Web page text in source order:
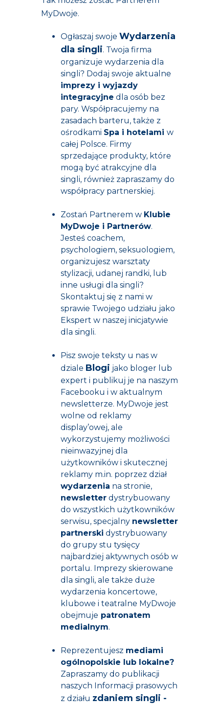
MyDwoje.
Ogłaszaj swoje Wydarzenia
dla singli. Twoja firma
organizuje wydarzenia dla
singli? Dodaj swoje aktualne
imprezy i wyjazdy
integracyjne dla osób bez
pary. Współpracujemy na
zasadach barteru, także z
ośrodkami Spa i hotelami w
całej Polsce. Firmy
sprzedające produkty, które
mogą być atrakcyjne dla
singli, również zapraszamy do
współpracy partnerskiej.
Zostań Partnerem w Klubie
MyDwoje i Partnerów.
Jesteś coachem,
psychologiem, seksuologiem,
organizujesz warsztaty
stylizacji, udanej randki, lub
inne usługi dla singli?
Skontaktuj się z nami w
sprawie Twojego udziału jako
Ekspert w naszej inicjatywie
dla singli.
Pisz swoje teksty u nas w
dziale Blogi jako bloger lub
expert i publikuj je na naszym
Facebooku i w aktualnym
newsletterze. MyDwoje jest
wolne od reklamy
display’owej, ale
wykorzystujemy możliwości
nieinwazyjnej dla
użytkowników i skutecznej
reklamy m.in. poprzez dział
wydarzenia na stronie,
newsletter dystrybuowany
do wszystkich użytkowników
serwisu, specjalny newsletter
partnerski dystrybuowany
do grupy stu tysięcy
najbardziej aktywnych osób w
portalu. Imprezy skierowane
dla singli, ale także duże
wydarzenia koncertowe,
klubowe i teatralne MyDwoje
obejmuje patronatem
medialnym.
Reprezentujesz mediami
ogólnopolskie lub lokalne?
Zapraszamy do publikacji
naszych Informacji prasowych
z działu zdaniem singli -